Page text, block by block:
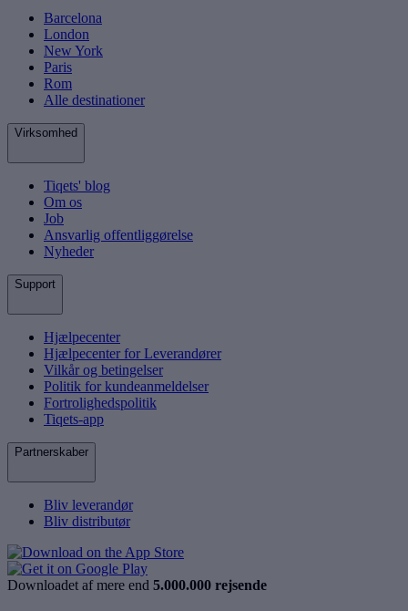
Barcelona
London
New York
Paris
Rom
Alle destinationer
Virksomhed
Tiqets' blog
Om os
Job
Ansvarlig offentliggørelse
Nyheder
Support
Hjælpecenter
Hjælpecenter for Leverandører
Vilkår og betingelser
Politik for kundeanmeldelser
Fortrolighedspolitik
Tiqets-app
Partnerskaber
Bliv leverandør
Bliv distributør
Downloadet af mere end 5.000.000 rejsende